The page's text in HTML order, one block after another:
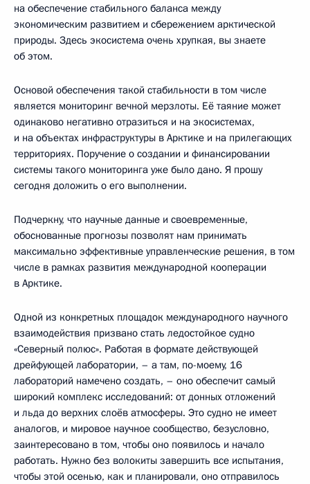
на обеспечение стабильного баланса между
экономическим развитием и сбережением арктической
природы. Здесь экосистема очень хрупкая, вы знаете
об этом.
Основой обеспечения такой стабильности в том числе
является мониторинг вечной мерзлоты. Её таяние может
одинаково негативно отразиться и на экосистемах,
и на объектах инфраструктуры в Арктике и на прилегающих
территориях. Поручение о создании и финансировании
системы такого мониторинга уже было дано. Я прошу
сегодня доложить о его выполнении.
Подчеркну, что научные данные и своевременные,
обоснованные прогнозы позволят нам принимать
максимально эффективные управленческие решения, в том
числе в рамках развития международной кооперации
в Арктике.
Одной из конкретных площадок международного научного
взаимодействия призвано стать ледостойкое судно
«Северный полюс». Работая в формате действующей
дрейфующей лаборатории, – а там, по-моему, 16
лабораторий намечено создать, – оно обеспечит самый
широкий комплекс исследований: от донных отложений
и льда до верхних слоёв атмосферы. Это судно не имеет
аналогов, и мировое научное сообщество, безусловно,
заинтересовано в том, чтобы оно появилось и начало
работать. Нужно без волокиты завершить все испытания,
чтобы этой осенью, как и планировали, оно отправилось